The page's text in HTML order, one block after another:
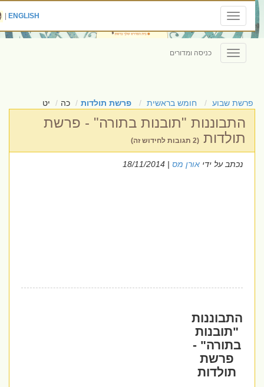
Toggle
navigation
ENGLISH
|
Toggle
navigation
כניסה ומדורים
פרשת שבוע חומש בראשית פרשת תולדות כה יט
התבוננות "תובנות בתורה" - פרשת
תולדות(2 תגובות לחידוש זה)
נכתב על ידיאורן מס| 18/11/2014
התבוננות
"תובנות
בתורה" -
פרשת
תולדות